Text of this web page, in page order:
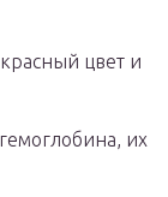
цвет и
их